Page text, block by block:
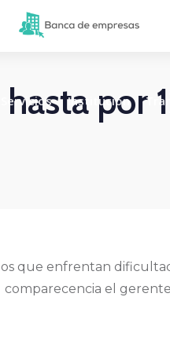
Servicios Institución
por
que enfrentan
comparecencia el